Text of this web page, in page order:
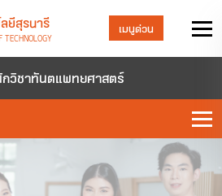
ยีสุรนารี
TECHNOLOGY
เมนูด่วน
กวิชาทันตแพทยศาสตร์